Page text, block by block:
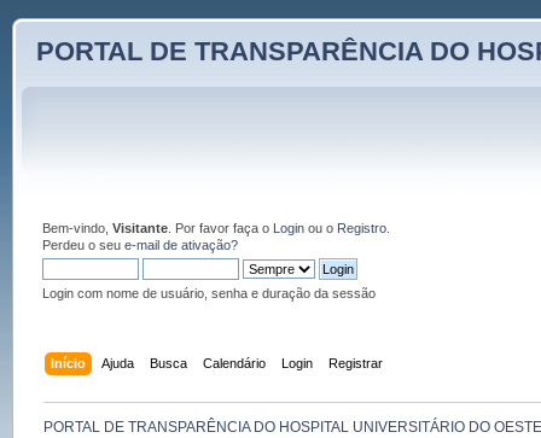
PORTAL DE TRANSPARÊNCIA DO
Bem-vindo, Visitante. Por favor faça o Loginou o Registro.
Perdeu o seu e-mail de ativação?
Login com nome de usuário, senha e duração da sessão
Início Ajuda Busca Calendário Login Registrar
PORTAL DE TRANSPARÊNCIA DO HOSPITAL UNIVERSITÁRIO DO